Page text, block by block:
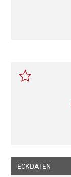
ECKDATEN